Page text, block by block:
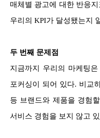
매체별 광고에 대한 반응
우리의 KPI가 달성됐는지
두 번째 문제점
지금까지 우리의 마케팅
포커싱이 되어 있다. 비교
등 브랜드와 제품을 경험
서비스 경험을 보지 않고